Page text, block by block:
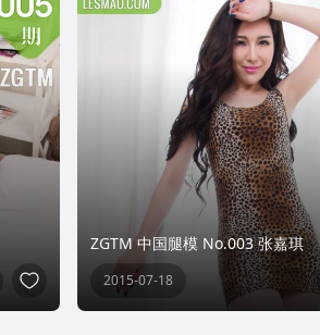
ZGTM 中国腿模 No.003 张嘉琪
2015-07-18